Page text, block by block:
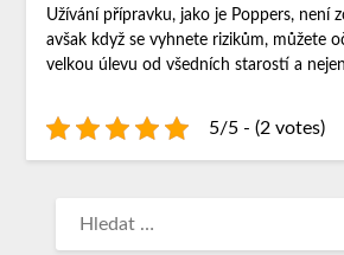
Užívání přípravku, jako je Poppers, není
avšak když se vyhnete rizikům, můžete
velkou úlevu od všedních starostí a
5/5 - (2 votes)